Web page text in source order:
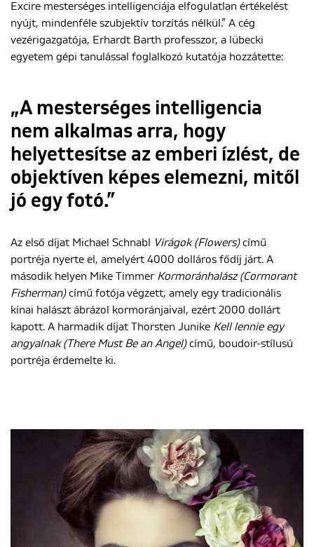
Excire mesterséges intelligenciája elfogulatlan értékelést
nyújt, mindenféle szubjektív torzítás nélkül.” A cég
vezérigazgatója, Erhardt Barth professzor, a lübecki
egyetem gépi tanulással foglalkozó kutatója hozzátette:
„A mesterséges intelligencia
nem alkalmas arra, hogy
helyettesítse az emberi ízlést, de
objektíven képes elemezni, mitől
jó egy fotó.”
Az első díjat Michael Schnabl Virágok (Flowers)című
portréja nyerte el, amelyért 4000 dolláros fődíj járt. A
második helyen Mike Timmer Kormoránhalász (Cormorant
Fisherman)című fotója végzett, amely egy tradicionális
kínai halászt ábrázol kormoránjaival, ezért 2000 dollárt
kapott. A harmadik díjat Thorsten Junike Kell lennie egy
angyalnak (There Must Be an Angel)című, boudoir-stílusú
portréja érdemelte ki.